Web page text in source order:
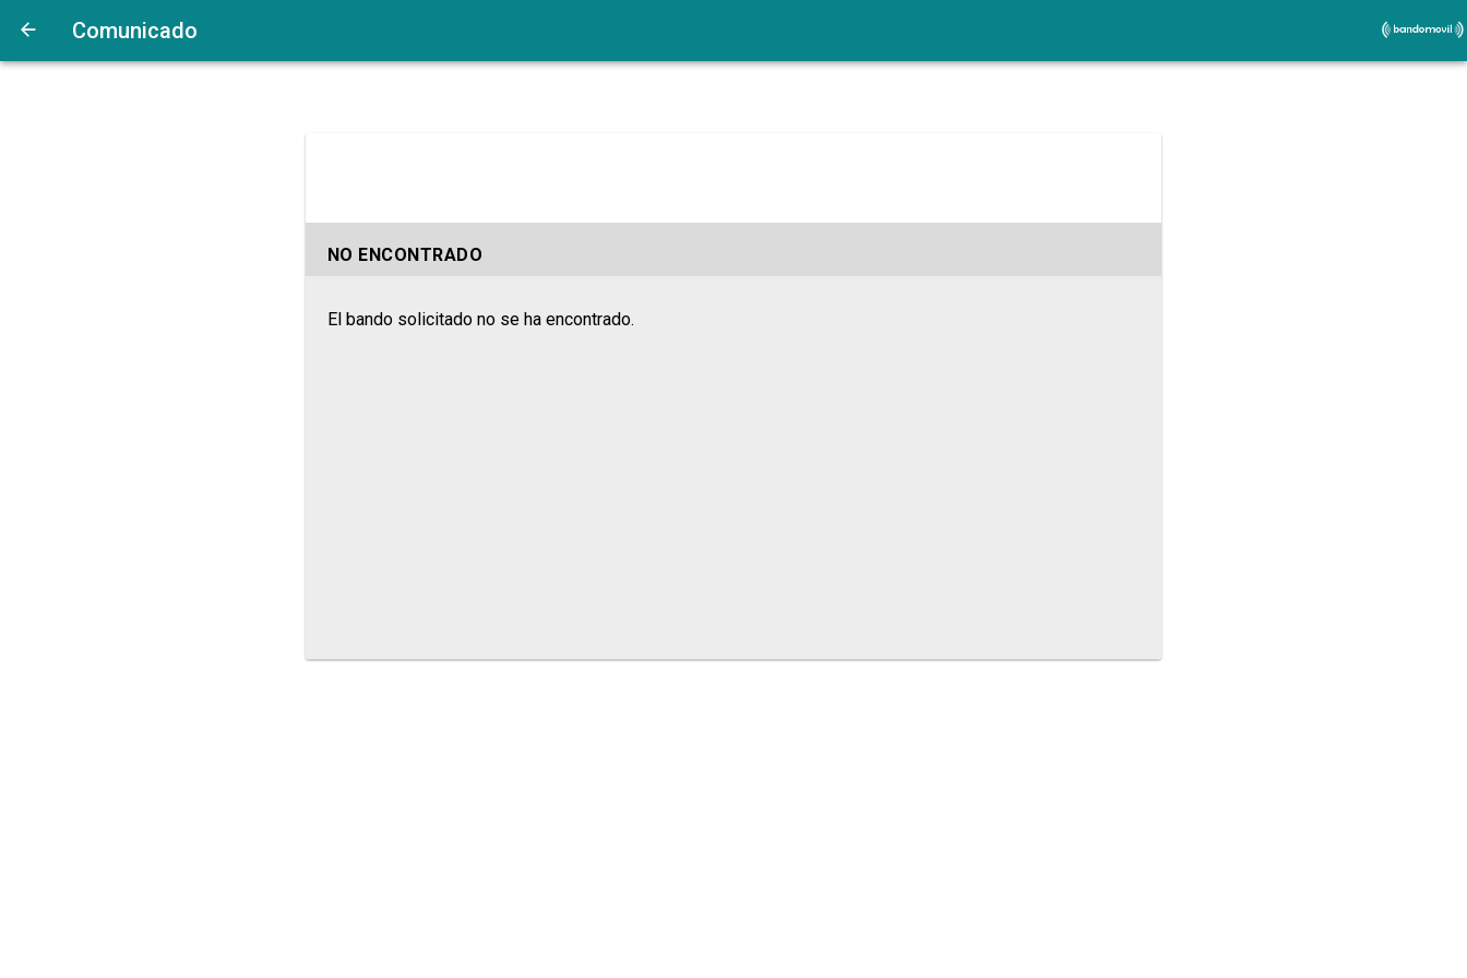
Comunicado
NO ENCONTRADO
El bando solicitado no se ha encontrado.